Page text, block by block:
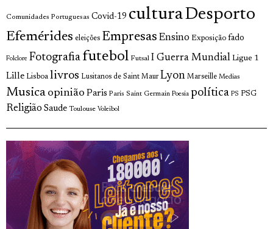
Comunidades Portuguesas Covid-19 culturaDesporto
Efemérides eleições Empresas Ensino Exposição fado
Folclore Fotografia futebol Futsal I Guerra Mundial Ligue 1
Lille Lisboa livros Lusitanos de Saint Maur Lyon Marseille Medias
Musica opinião Paris Paris Saint Germain Poesia política PS PSG
Religião Saude Toulouse Voleibol